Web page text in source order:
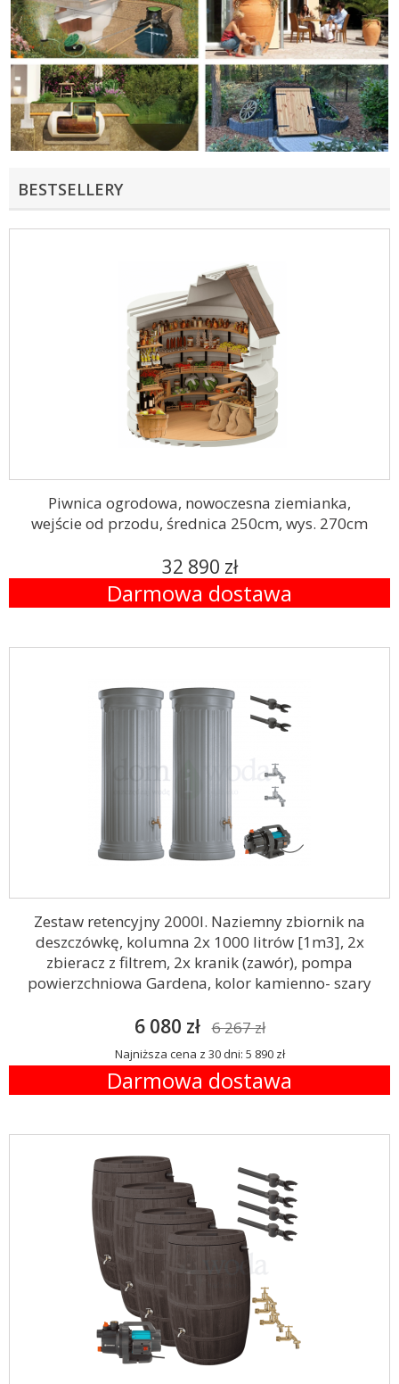
BESTSELLERY
Piwnica ogrodowa, nowoczesna ziemianka,
wejście od przodu, średnica 250cm, wys. 270cm
32 890 zł
Darmowa dostawa
Zestaw retencyjny 2000l. Naziemny zbiornik na
deszczówkę, kolumna 2x 1000 litrów [1m3], 2x
zbieracz z filtrem, 2x kranik (zawór), pompa
powierzchniowa Gardena, kolor kamienno- szary
6 080 zł 6 267 zł
Najniższa cena z 30 dni: 5 890 zł
Darmowa dostawa